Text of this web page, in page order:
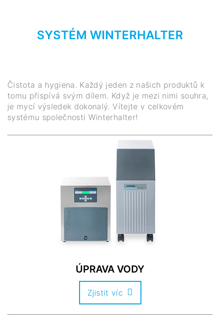
SYSTÉM WINTERHALTER
Čistota a hygiena. Každý jeden z našich produktů k
tomu přispívá svým dílem. Když je mezi nimi souhra,
je mycí výsledek dokonalý. Vítejte v celkovém
systému společnosti Winterhalter!
ÚPRAVA VODY
Zjistit víc